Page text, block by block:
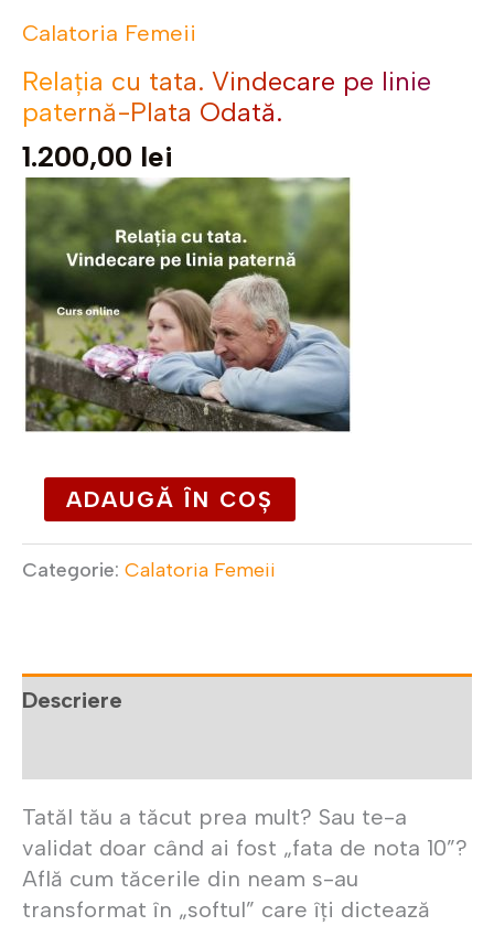
Calatoria Femeii
Relația cu tata. Vindecare pe linie
paternă-Plata Odată.
1.200,00 lei
ADAUGĂ ÎN COȘ
Categorie: Calatoria Femeii
Descriere
Tatăl tău a tăcut prea mult? Sau te-a
validat doar când ai fost „fata de nota 10”?
Află cum tăcerile din neam s-au
transformat în „softul” care îți dictează